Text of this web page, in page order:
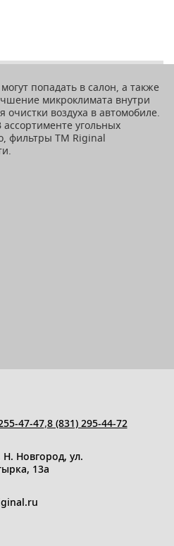
попадать в салон, а также
микроклимата внутри
воздуха в автомобиле.
угольных
фильтры ТМ Riginal
47-47,8 (831) 295-44-72
Н. Новгород, ул.
13a